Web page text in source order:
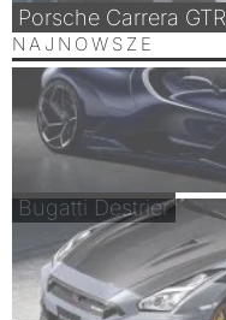
Porsche Carrera GTR
NAJNOWSZE
Bugatti Destrier